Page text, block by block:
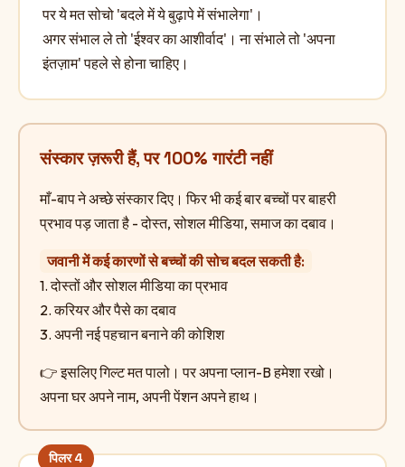
पर ये मत सोचो 'बदले में ये बुढ़ापे में संभालेगा'।
अगर संभाल ले तो 'ईश्वर का आशीर्वाद'। ना संभाले तो 'अपना
इंतज़ाम' पहले से होना चाहिए।
संस्कार ज़रूरी हैं, पर 100% गारंटी नहीं
माँ-बाप ने अच्छे संस्कार दिए। फिर भी कई बार बच्चों पर बाहरी
प्रभाव पड़ जाता है - दोस्त, सोशल मीडिया, समाज का दबाव।
जवानी में कई कारणों से बच्चों की सोच बदल सकती है:
1. दोस्तों और सोशल मीडिया का प्रभाव
2. करियर और पैसे का दबाव
3. अपनी नई पहचान बनाने की कोशिश
👉 इसलिए गिल्ट मत पालो। पर अपना प्लान-B हमेशा रखो।
अपना घर अपने नाम, अपनी पेंशन अपने हाथ।